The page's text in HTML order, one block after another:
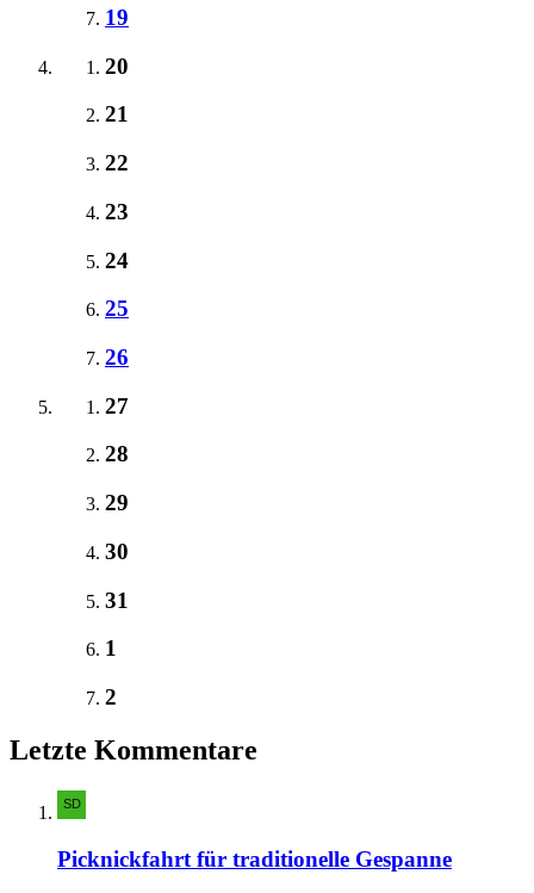
19
20
21
22
23
24
25
26
27
28
29
30
31
1
2
Letzte Kommentare
Picknickfahrt für traditionelle Gespanne